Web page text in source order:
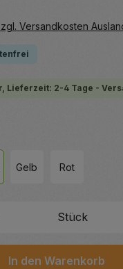
Versandkosten
Lieferzeit: 2-4 Tage -
Gelb Rot
Gib den
Stück
In den Warenkorb